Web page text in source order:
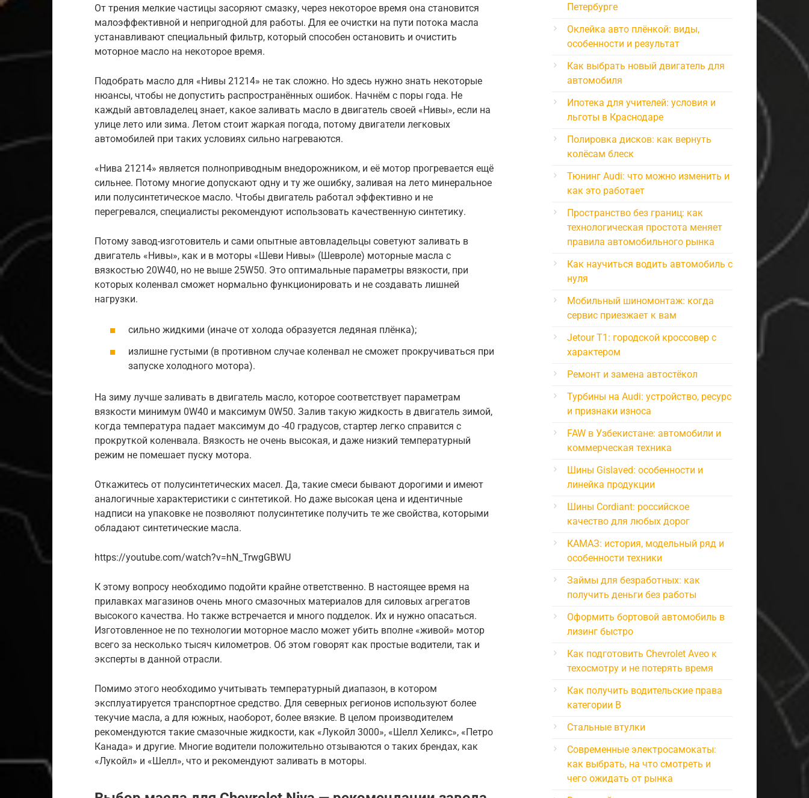
От трения мелкие частицы засоряют смазку, через некоторое время она становится
малоэффективной и непригодной для работы. Для ее очистки на пути потока масла
устанавливают специальный фильтр, который способен остановить и очистить
моторное масло на некоторое время.
Подобрать масло для «Нивы 21214» не так сложно. Но здесь нужно знать некоторые
нюансы, чтобы не допустить распространённых ошибок. Начнём с поры года. Не
каждый автовладелец знает, какое заливать масло в двигатель своей «Нивы», если на
улице лето или зима. Летом стоит жаркая погода, потому двигатели легковых
автомобилей при таких условиях сильно нагреваются.
«Нива 21214» является полноприводным внедорожником, и её мотор прогревается ещё
сильнее. Потому многие допускают одну и ту же ошибку, заливая на лето минеральное
или полусинтетическое масло. Чтобы двигатель работал эффективно и не
перегревался, специалисты рекомендуют использовать качественную синтетику.
Потому завод-изготовитель и сами опытные автовладельцы советуют заливать в
двигатель «Нивы», как и в моторы «Шеви Нивы» (Шевроле) моторные масла с
вязкостью 20W40, но не выше 25W50. Это оптимальные параметры вязкости, при
которых коленвал сможет нормально функционировать и не создавать лишней
нагрузки.
сильно жидкими (иначе от холода образуется ледяная плёнка);
излишне густыми (в противном случае коленвал не сможет прокручиваться при
запуске холодного мотора).
На зиму лучше заливать в двигатель масло, которое соответствует параметрам
вязкости минимум 0W40 и максимум 0W50. Залив такую жидкость в двигатель зимой,
когда температура падает максимум до -40 градусов, стартер легко справится с
прокруткой коленвала. Вязкость не очень высокая, и даже низкий температурный
режим не помешает пуску мотора.
Откажитесь от полусинтетических масел. Да, такие смеси бывают дорогими и имеют
аналогичные характеристики с синтетикой. Но даже высокая цена и идентичные
надписи на упаковке не позволяют полусинтетике получить те же свойства, которыми
обладают синтетические масла.
https://youtube.com/watch?v=hN_TrwgGBWU
К этому вопросу необходимо подойти крайне ответственно. В настоящее время на
прилавках магазинов очень много смазочных материалов для силовых агрегатов
высокого качества. Но также встречается и много подделок. Их и нужно опасаться.
Изготовленное не по технологии моторное масло может убить вполне «живой» мотор
всего за несколько тысяч километров. Об этом говорят как простые водители, так и
эксперты в данной отрасли.
Помимо этого необходимо учитывать температурный диапазон, в котором
эксплуатируется транспортное средство. Для северных регионов используют более
текучие масла, а для южных, наоборот, более вязкие. В целом производителем
рекомендуются такие смазочные жидкости, как «Лукойл 3000», «Шелл Хеликс», «Петро
Канада» и другие. Многие водители положительно отзываются о таких брендах, как
«Лукойл» и «Шелл», что и рекомендуют заливать в моторы.
Петербурге
Оклейка авто плёнкой: виды,
особенности и результат
Как выбрать новый двигатель для
автомобиля
Ипотека для учителей: условия и
льготы в Краснодаре
Полировка дисков: как вернуть
колёсам блеск
Тюнинг Audi: что можно изменить и
как это работает
Пространство без границ: как
технологическая простота меняет
правила автомобильного рынка
Как научиться водить автомобиль с
нуля
Мобильный шиномонтаж: когда
сервис приезжает к вам
Jetour T1: городской кроссовер с
характером
Ремонт и замена автостёкол
Турбины на Audi: устройство, ресурс
и признаки износа
FAW в Узбекистане: автомобили и
коммерческая техника
Шины Gislaved: особенности и
линейка продукции
Шины Cordiant: российское
качество для любых дорог
КАМАЗ: история, модельный ряд и
особенности техники
Займы для безработных: как
получить деньги без работы
Оформить бортовой автомобиль в
лизинг быстро
Как подготовить Chevrolet Aveo к
техосмотру и не потерять время
Как получить водительские права
категории B
Стальные втулки
Современные электросамокаты:
как выбрать, на что смотреть и
чего ожидать от рынка